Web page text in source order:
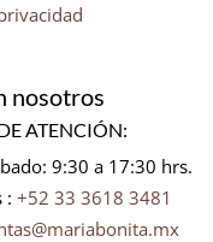
nosotros
ATENCIÓN:
9:30 a 17:30 hrs.
: +52 33 3618 3481